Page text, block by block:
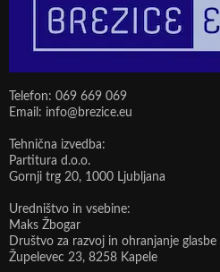
Telefon: 069 669 069
Email: info@brezice.eu
Tehnična izvedba:
Partitura d.o.o.
Gornji trg 20, 1000 Ljubljana
Uredništvo in vsebine:
Maks Žbogar
Društvo za razvoj in ohranjanje glasbe
Župelevec 23, 8258 Kapele